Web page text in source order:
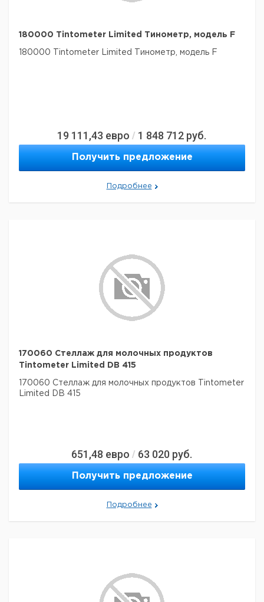
180000 Tintometer Limited Тинометр, модель F
180000 Tintometer Limited Тинометр, модель F
19 111,43 евро / 1 848 712 руб.
Получить предложение
Подробнее
170060 Стеллаж для молочных продуктов
Tintometer Limited DB 415
170060 Стеллаж для молочных продуктов Tintometer
Limited DB 415
651,48 евро / 63 020 руб.
Получить предложение
Подробнее